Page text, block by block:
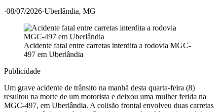
·08/07/2026·Uberlândia, MG
Acidente fatal entre carretas interdita a rodovia MGC-
497 em Uberlândia
Publicidade
Um grave acidente de trânsito na manhã desta quarta-feira (8)
resultou na morte de um motorista e deixou uma mulher ferida na
MGC-497, em Uberlândia. A colisão frontal envolveu duas carretas